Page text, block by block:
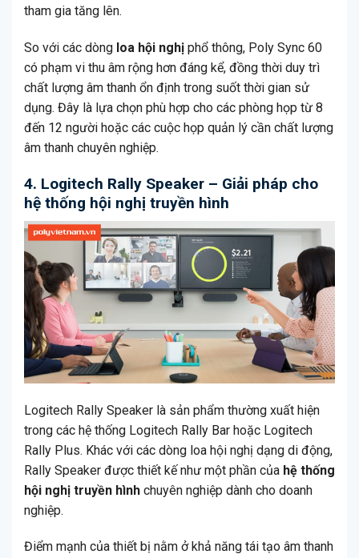
tham gia tăng lên.
So với các dòng loa hội nghị phổ thông, Poly Sync 60
có phạm vi thu âm rộng hơn đáng kể, đồng thời duy trì
chất lượng âm thanh ổn định trong suốt thời gian sử
dụng. Đây là lựa chọn phù hợp cho các phòng họp từ 8
đến 12 người hoặc các cuộc họp quản lý cần chất lượng
âm thanh chuyên nghiệp.
4. Logitech Rally Speaker – Giải pháp cho
hệ thống hội nghị truyền hình
Logitech Rally Speaker là sản phẩm thường xuất hiện
trong các hệ thống Logitech Rally Bar hoặc Logitech
Rally Plus. Khác với các dòng loa hội nghị dạng di động,
Rally Speaker được thiết kế như một phần của hệ thống
hội nghị truyền hình chuyên nghiệp dành cho doanh
nghiệp.
Điểm mạnh của thiết bị nằm ở khả năng tái tạo âm thanh